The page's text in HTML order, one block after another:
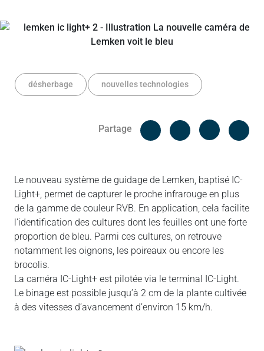
désherbage nouvelles technologies
Partage
Facebook
Le nouveau système de guidage de Lemken, baptisé IC-
Light+, permet de capturer le proche infrarouge en plus
de la gamme de couleur RVB. En application, cela facilite
l’identification des cultures dont les feuilles ont une forte
proportion de bleu. Parmi ces cultures, on retrouve
notamment les oignons, les poireaux ou encore les
brocolis.
La caméra IC-Light+ est pilotée via le terminal IC-Light.
Le binage est possible jusqu’à 2 cm de la plante cultivée
à des vitesses d’avancement d’environ 15 km/h.